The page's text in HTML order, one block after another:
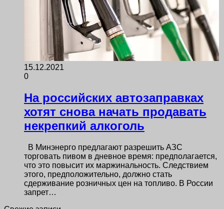
15.12.2021
0
На российских автозаправках
хотят снова начать продавать
некрепкий алкоголь
В Минэнерго предлагают разрешить АЗС
торговать пивом в дневное время: предполагается,
что это повысит их маржинальность. Следствием
этого, предположительно, должно стать
сдерживание розничных цен на топливо. В России
запрет…